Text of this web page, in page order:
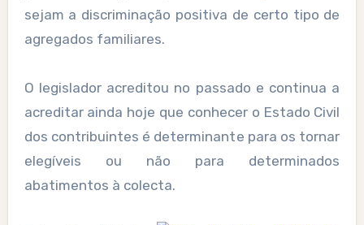
sejam a discriminação positiva de certo tipo de
agregados familiares.
O legislador acreditou no passado e continua a
acreditar ainda hoje que conhecer o Estado Civil
dos contribuintes é determinante para os tornar
elegíveis ou não para determinados
abatimentos à colecta.